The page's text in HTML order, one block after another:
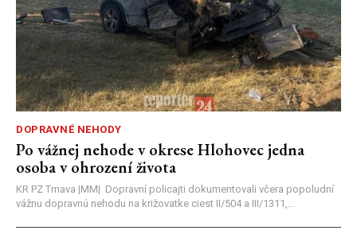
DOPRAVNÉ NEHODY
Po vážnej nehode v okrese Hlohovec jedna
osoba v ohrození života
KR PZ Trnava |MM| Dopravní policajti dokumentovali včera popoludní
vážnu dopravnú nehodu na križovatke ciest II/504 a III/1311,...